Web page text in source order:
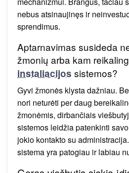
nebus atsinaujinęs ir
sprendimus.
Aptarnavimas susideda
žmonių arba kam
instaliacijos sistemos?
Gyvi žmonės klysta dažniau.
nori neturėti per daug
žmonėmis, dirbančiais
sistemos leidžia patenkinti
jokio kontakto su
sistema yra patogiau ir labiau